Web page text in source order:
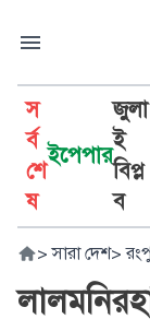
স
র্ব
শে
ষ
ইপেপার
জুলা
ই
বিপ্ল
ব
> সারা দেশ>